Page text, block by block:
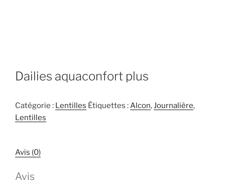
Dailies aquaconfort plus
Catégorie : Lentilles Étiquettes :Alcon,Journalière,
Lentilles
Avis (0)
Avis